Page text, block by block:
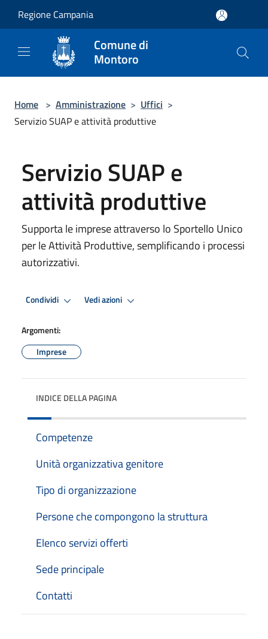
Regione Campania
Comune di
Montoro
Home > Amministrazione > Uffici >
Servizio SUAP e attività produttive
Servizio SUAP e
attività produttive
Supporta le imprese attraverso lo Sportello Unico
per le Attività Produttive, semplificando i processi
autorizzativi.
Condividi Vedi azioni
Argomenti:
Imprese
INDICE DELLA PAGINA
Competenze
Unità organizzativa genitore
Tipo di organizzazione
Persone che compongono la struttura
Elenco servizi offerti
Sede principale
Contatti